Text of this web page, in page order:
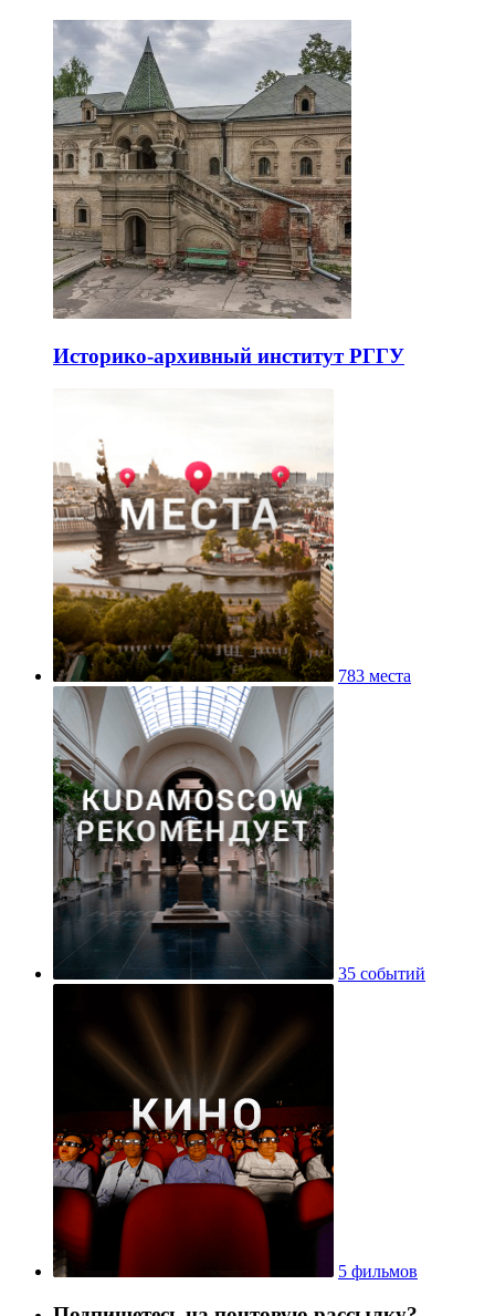
Историко-архивный институт РГГУ
783 места
35 событий
5 фильмов